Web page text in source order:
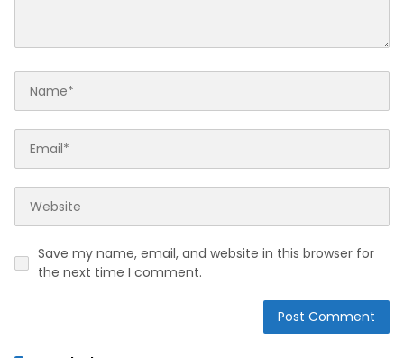
Save my name, email, and website in this browser for
the next time I comment.